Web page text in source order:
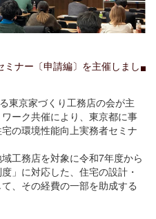
ナー〔申請編〕を主催しまし
東京家づくり工務店の会が主
ーク共催により、東京都に事
の環境性能向上実務者セミナ
工務店を対象に令和7年度から
」に対応した、住宅の設計・
、その経費の一部を助成する